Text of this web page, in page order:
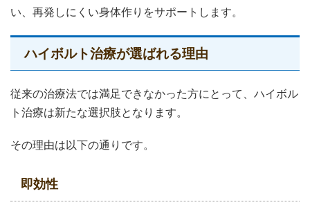
い、再発しにくい身体作りをサポートします。
ハイボルト治療が選ばれる理由
従来の治療法では満足できなかった方にとって、ハイボル
ト治療は新たな選択肢となります。
その理由は以下の通りです。
即効性